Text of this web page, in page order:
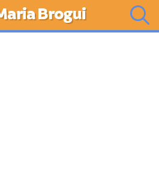
Brogui